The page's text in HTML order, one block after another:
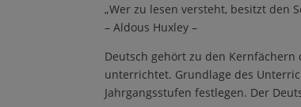
„Wer zu lesen versteht, besitzt den
– Aldous Huxley –
Deutsch gehört zu den Kernfächern
unterrichtet. Grundlage des
Jahrgangsstufen festlegen. Der